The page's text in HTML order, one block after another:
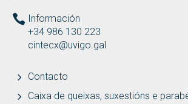
Información
+34 986 130 223
cintecx@uvigo.gal
Contacto
Caixa de queixas, suxestións e